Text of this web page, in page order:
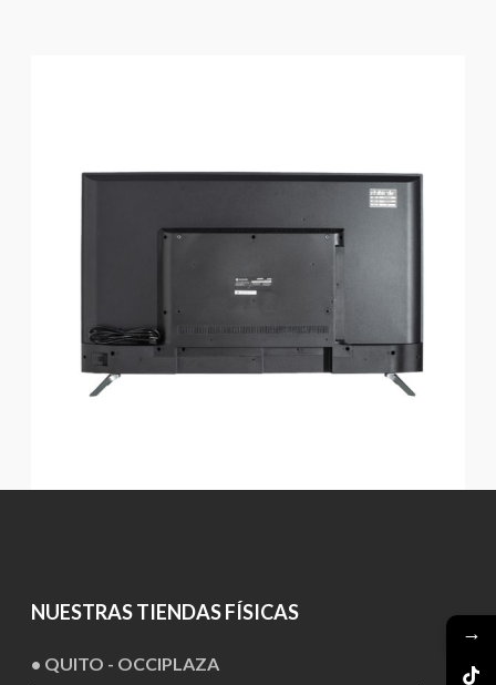
NUESTRAS TIENDAS FÍSICAS
• QUITO - OCCIPLAZA
→